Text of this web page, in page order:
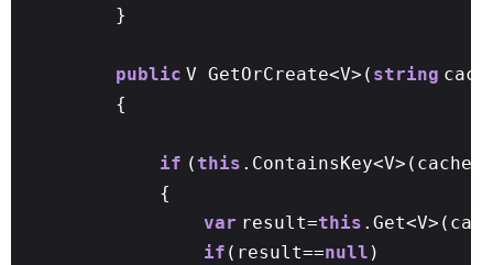
}
public V GetOrCreate<V>( string
{
if (this
{
var result=this
if (result==null )